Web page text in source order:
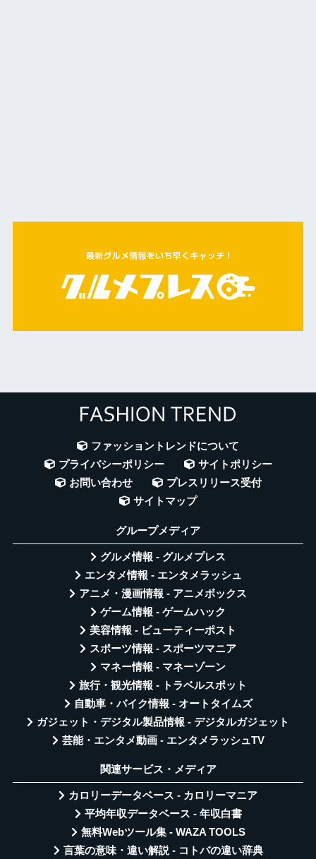
ファッショントレンドについて
プライバシーポリシー
サイトポリシー
お問い合わせ
プレスリリース受付
サイトマップ
グループメディア
グルメ情報 - グルメプレス
エンタメ情報 - エンタメラッシュ
アニメ・漫画情報 - アニメボックス
ゲーム情報 - ゲームハック
美容情報 - ビューティーポスト
スポーツ情報 - スポーツマニア
マネー情報 - マネーゾーン
旅行・観光情報 - トラベルスポット
自動車・バイク情報 - オートタイムズ
ガジェット・デジタル製品情報 - デジタルガジェット
芸能・エンタメ動画 - エンタメラッシュTV
関連サービス・メディア
カロリーデータベース - カロリーマニア
平均年収データベース - 年収白書
無料Webツール集 - WAZA TOOLS
言葉の意味・違い解説 - コトバの違い辞典